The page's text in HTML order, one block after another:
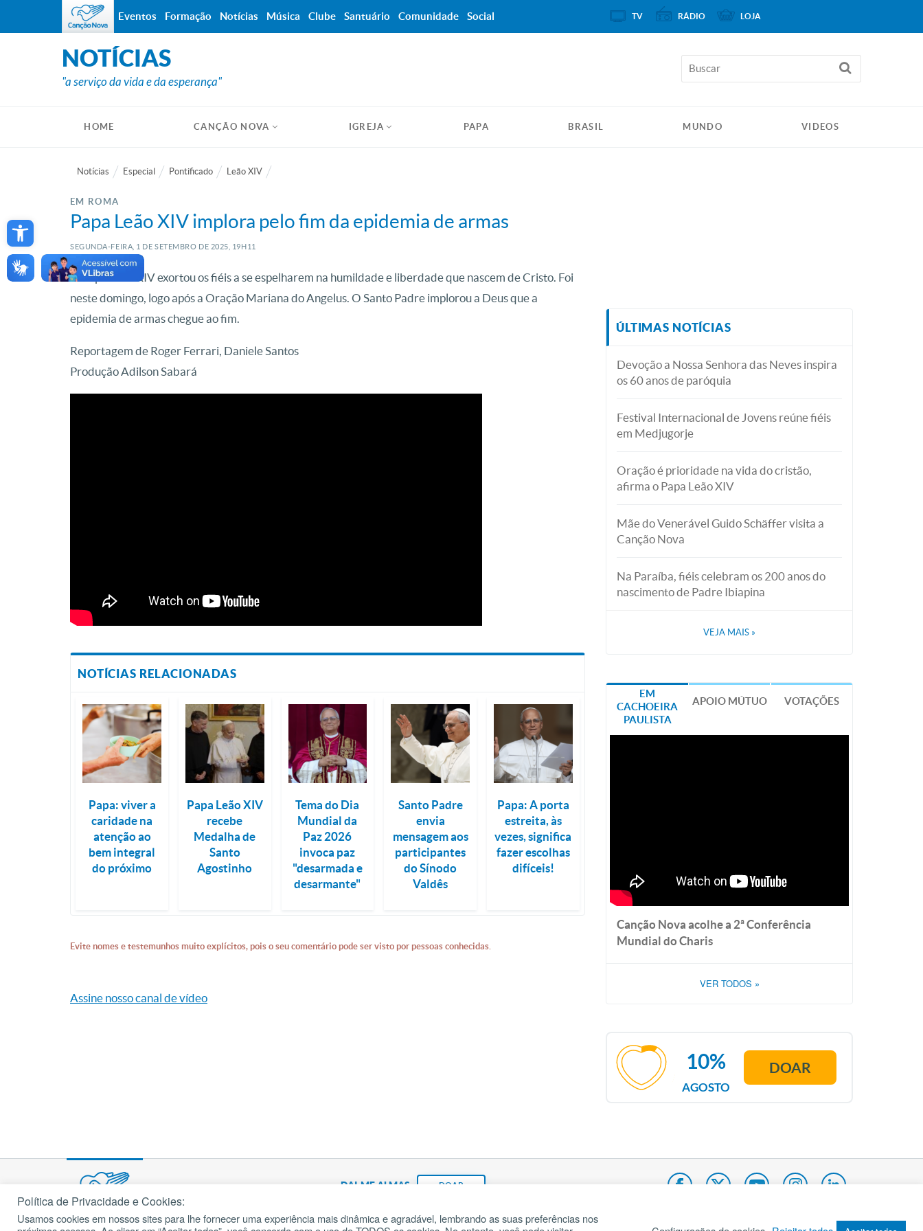
Open toolbar
NOTÍCIAS
"a serviço da vida e da esperança"
HOME CANÇÃO NOVA IGREJA PAPA BRASIL MUNDO VIDEOS
Notícias Especial Pontificado Leão XIV
EM ROMA
Papa Leão XIV implora pelo fim da epidemia de armas
SEGUNDA-FEIRA, 1 DE SETEMBRO DE 2025, 19H11
O Papa Leão XIV exortou os fiéis a se espelharem na humildade e liberdade que nascem de Cristo. Foi
neste domingo, logo após a Oração Mariana do Angelus. O Santo Padre implorou a Deus que a
epidemia de armas chegue ao fim.
Reportagem de Roger Ferrari, Daniele Santos
Produção Adilson Sabará
NOTÍCIAS RELACIONADAS
Papa: viver a
caridade na
atenção ao
bem integral
do próximo
Papa Leão XIV
recebe
Medalha de
Santo
Agostinho
Tema do Dia
Mundial da
Paz 2026
invoca paz
"desarmada e
desarmante"
Santo Padre
envia
mensagem aos
participantes
do Sínodo
Valdês
Papa: A porta
estreita, às
vezes, significa
fazer escolhas
difíceis!
Evite nomes e testemunhos muito explícitos, pois o seu comentário pode ser visto por pessoas conhecidas.
Assine nosso canal de vídeo
ÚLTIMAS NOTÍCIAS
Devoção a Nossa Senhora das Neves inspira
os 60 anos de paróquia
Festival Internacional de Jovens reúne fiéis
em Medjugorje
Oração é prioridade na vida do cristão,
afirma o Papa Leão XIV
Mãe do Venerável Guido Schäffer visita a
Canção Nova
Na Paraíba, fiéis celebram os 200 anos do
nascimento de Padre Ibiapina
VEJA MAIS »
EM
CACHOEIRA
PAULISTA
APOIO MÚTUO VOTAÇÕES
Canção Nova acolhe a 2ª Conferência
Mundial do Charis
VER TODOS »
AGOSTO
10% DOAR
Eventos Formação Notícias Música Clube Santuário Comunidade Social TV RÁDIO LOJA
DAI-ME ALMAS DOAR
cancaonova.com© 2002 – 2026
Política de Privacidade e Cookies:
Usamos cookies em nossos sites para lhe fornecer uma experiência mais dinâmica e agradável, lembrando as suas preferências nos